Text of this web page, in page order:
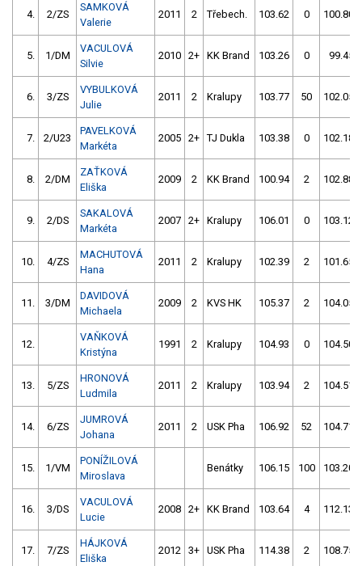
4. 2/ZS
SAMKOVÁ
Valerie
2011 2 Třebech. 103.62 0 100.80
5. 1/DM
VACULOVÁ
Silvie
2010 2+ KK Brand 103.26 0 99.45
6. 3/ZS
VYBULKOVÁ
Julie
2011 2 Kralupy 103.77 50 102.05
7. 2/U23
PAVELKOVÁ
Markéta
2005 2+ TJ Dukla 103.38 0 102.18
8. 2/DM
ZAŤKOVÁ
Eliška
2009 2 KK Brand 100.94 2 102.88
9. 2/DS
SAKALOVÁ
Markéta
2007 2+ Kralupy 106.01 0 103.12
10. 4/ZS
MACHUTOVÁ
Hana
2011 2 Kralupy 102.39 2 101.65
11. 3/DM
DAVIDOVÁ
Michaela
2009 2 KVS HK 105.37 2 104.05
12.
VAŇKOVÁ
Kristýna
1991 2 Kralupy 104.93 0 104.50
13. 5/ZS
HRONOVÁ
Ludmila
2011 2 Kralupy 103.94 2 104.51
14. 6/ZS
JUMROVÁ
Johana
2011 2 USK Pha 106.92 52 104.71
15. 1/VM
PONÍŽILOVÁ
Miroslava
Benátky 106.15 100 103.20
16. 3/DS
VACULOVÁ
Lucie
2008 2+ KK Brand 103.64 4 112.13
17. 7/ZS
HÁJKOVÁ
Eliška
2012 3+ USK Pha 114.38 2 108.75